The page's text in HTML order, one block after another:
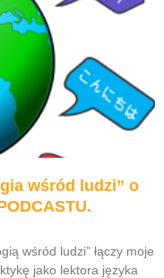
wśród ludzi” o
wśród ludzi” łączy moje
jako lektora języka